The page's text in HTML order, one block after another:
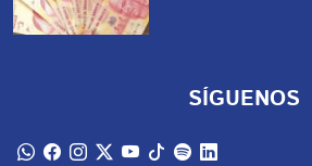
SÍGUENOS